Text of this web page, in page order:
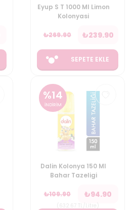
Eyup S T 1000 Ml Limon
Kolonyasi
₺269.90 ₺239.90
SEPETE EKLE
%14
İNDİRİM
Dalin Kolonya 150 Ml
Bahar Tazeligi
₺109.90 ₺94.90